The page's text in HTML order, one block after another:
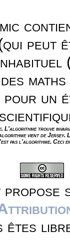
peut
maths
un
L'algorithme trouve
vient de Jersey.
pas l'algorithme. Ceci
êtes